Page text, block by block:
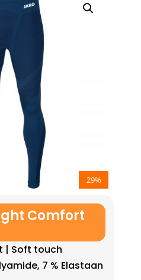
29%
Comfort
| Soft touch
7 % Elastaan